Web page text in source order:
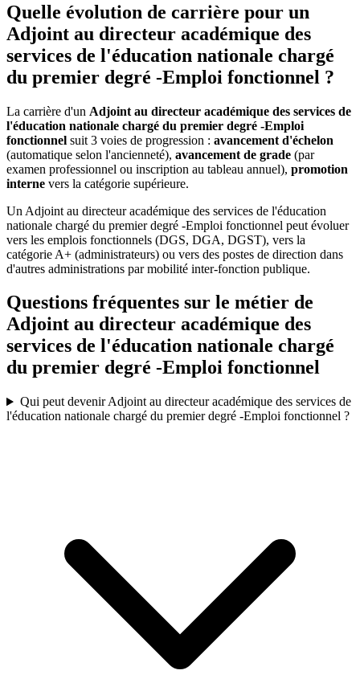
Quelle évolution de carrière pour un
Adjoint au directeur académique des
services de l'éducation nationale chargé
du premier degré -Emploi fonctionnel ?
La carrière d'un Adjoint au directeur académique des services de
l'éducation nationale chargé du premier degré -Emploi
fonctionnel suit 3 voies de progression : avancement d'échelon
(automatique selon l'ancienneté), avancement de grade (par
examen professionnel ou inscription au tableau annuel), promotion
interne vers la catégorie supérieure.
Un Adjoint au directeur académique des services de l'éducation
nationale chargé du premier degré -Emploi fonctionnel peut évoluer
vers les emplois fonctionnels (DGS, DGA, DGST), vers la
catégorie A+ (administrateurs) ou vers des postes de direction dans
d'autres administrations par mobilité inter-fonction publique.
Questions fréquentes sur le métier de
Adjoint au directeur académique des
services de l'éducation nationale chargé
du premier degré -Emploi fonctionnel
Qui peut devenir Adjoint au directeur académique des services de
l'éducation nationale chargé du premier degré -Emploi fonctionnel ?